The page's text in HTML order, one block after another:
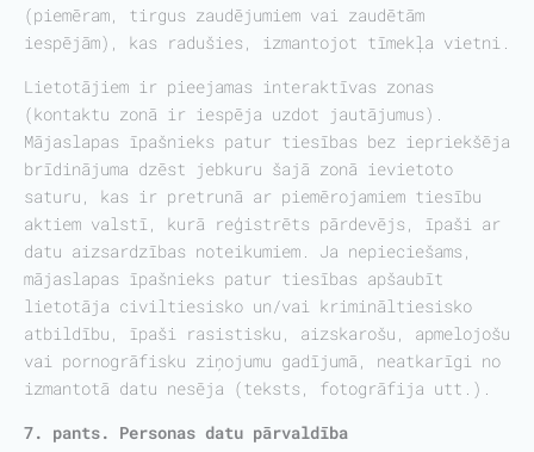
(piemēram, tirgus zaudējumiem vai zaudētām
iespējām), kas radušies, izmantojot tīmekļa vietni.
Lietotājiem ir pieejamas interaktīvas zonas
(kontaktu zonā ir iespēja uzdot jautājumus).
Mājaslapas īpašnieks patur tiesības bez iepriekšēja
brīdinājuma dzēst jebkuru šajā zonā ievietoto
saturu, kas ir pretrunā ar piemērojamiem tiesību
aktiem valstī, kurā reģistrēts pārdevējs, īpaši ar
datu aizsardzības noteikumiem. Ja nepieciešams,
mājaslapas īpašnieks patur tiesības apšaubīt
lietotāja civiltiesisko un/vai krimināltiesisko
atbildību, īpaši rasistisku, aizskarošu, apmelojošu
vai pornogrāfisku ziņojumu gadījumā, neatkarīgi no
izmantotā datu nesēja (teksts, fotogrāfija utt.).
7. pants. Personas datu pārvaldība